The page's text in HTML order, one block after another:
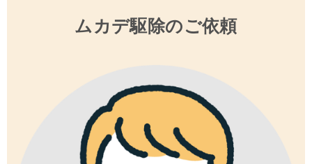
ムカデ駆除のご依頼